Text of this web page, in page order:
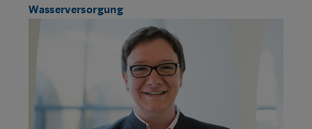
Wasserversorgung